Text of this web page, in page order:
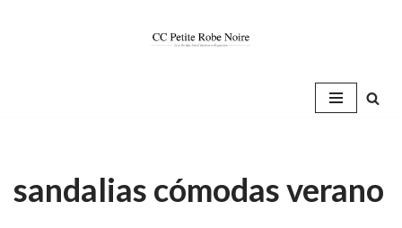
sandalias cómodas verano